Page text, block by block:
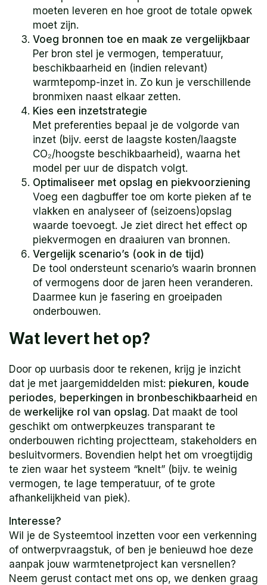
moeten leveren en hoe groot de totale opwek
moet zijn.
Voeg bronnen toe en maak ze vergelijkbaar
Per bron stel je vermogen, temperatuur,
beschikbaarheid en (indien relevant)
warmtepomp-inzet in. Zo kun je verschillende
bronmixen naast elkaar zetten.
Kies een inzetstrategie
Met preferenties bepaal je de volgorde van
inzet (bijv. eerst de laagste kosten/laagste
CO₂/hoogste beschikbaarheid), waarna het
model per uur de dispatch volgt.
Optimaliseer met opslag en piekvoorziening
Voeg een dagbuffer toe om korte pieken af te
vlakken en analyseer of (seizoens)opslag
waarde toevoegt. Je ziet direct het effect op
piekvermogen en draaiuren van bronnen.
Vergelijk scenario’s (ook in de tijd)
De tool ondersteunt scenario’s waarin bronnen
of vermogens door de jaren heen veranderen.
Daarmee kun je fasering en groeipaden
onderbouwen.
Wat levert het op?
Door op uurbasis door te rekenen, krijg je inzicht
dat je met jaargemiddelden mist: piekuren, koude
periodes, beperkingen in bronbeschikbaarheid en
de werkelijke rol van opslag. Dat maakt de tool
geschikt om ontwerpkeuzes transparant te
onderbouwen richting projectteam, stakeholders en
besluitvormers. Bovendien helpt het om vroegtijdig
te zien waar het systeem “knelt” (bijv. te weinig
vermogen, te lage temperatuur, of te grote
afhankelijkheid van piek).
Interesse?
Wil je de Systeemtool inzetten voor een verkenning
of ontwerpvraagstuk, of ben je benieuwd hoe deze
aanpak jouw warmtenetproject kan versnellen?
Neem gerust contact met ons op, we denken graag